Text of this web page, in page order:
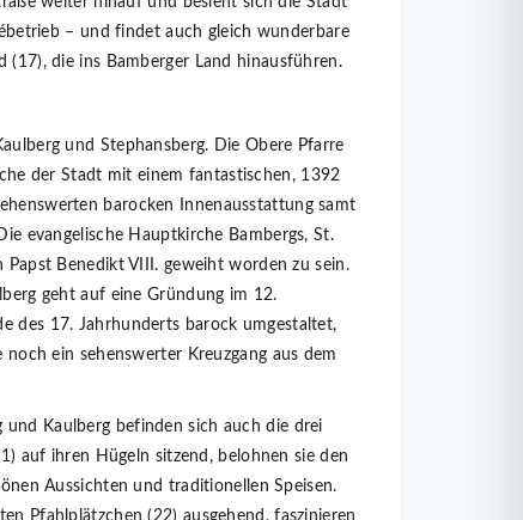
– und findet auch gleich wunderbare
(17), die ins Bamberger Land hinausführen.
und Stephansberg. Die Obere Pfarre
der Stadt mit einem fantastischen, 1392
barocken Innenausstattung samt
evangelische Hauptkirche Bambergs, St.
Benedikt VIII. geweiht worden zu sein.
geht auf eine Gründung im 12.
des 17. Jahrhunderts barock umgestaltet,
ein sehenswerter Kreuzgang aus dem
und Kaulberg befinden sich auch die drei
auf ihren Hügeln sitzend, belohnen sie den
Aussichten und traditionellen Speisen.
Pfahlplätzchen (22) ausgehend, faszinieren